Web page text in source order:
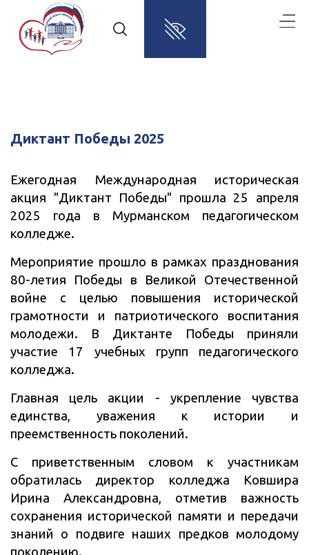
Диктант Победы 2025
Ежегодная Международная историческая
акция "Диктант Победы" прошла 25 апреля
2025 года в Мурманском педагогическом
колледже.
Мероприятие прошло в рамках празднования
80-летия Победы в Великой Отечественной
войне с целью повышения исторической
грамотности и патриотического воспитания
молодежи. В Диктанте Победы приняли
участие 17 учебных групп педагогического
колледжа.
Главная цель акции - укрепление чувства
единства, уважения к истории и
преемственность поколений.
С приветственным словом к участникам
обратилась директор колледжа Ковшира
Ирина Александровна, отметив важность
сохранения исторической памяти и передачи
знаний о подвиге наших предков молодому
поколению.